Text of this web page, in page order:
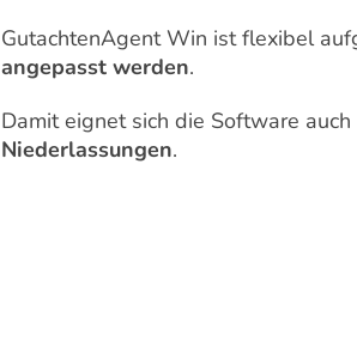
GutachtenAgent Win ist flexibel
angepasst werden.
Damit eignet sich die Software
Niederlassungen.